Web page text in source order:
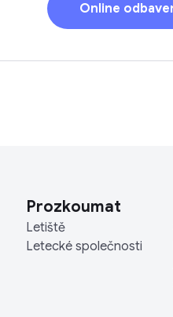
Online
Prozkoumat
Letiště
Letecké společnosti